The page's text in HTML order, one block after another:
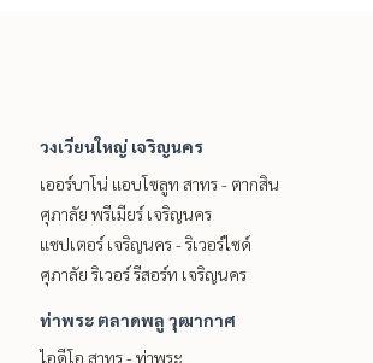
วงเวียนใหญ่ เจริญนคร
เออร์บาโน่ แอบโซลูท สาทร - ตากสิน
ศุภาลัย พรีเมียร์ เจริญนคร
แชปเตอร์ เจริญนคร - ริเวอร์ไซด์
ศุภาลัย ริเวอร์ รีสอร์ท เจริญนคร
ท่าพระ ตลาดพลู วุฒากาศ
ไอดีโอ สาทร - ท่าพระ